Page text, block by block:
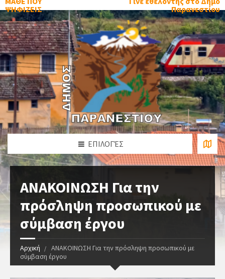
ΨΗΦΙΖΕΙΣ
Παρανεστίου
ΕΠΙΛΟΓΈΣ
ΑΝΑΚΟΙΝΩΣΗ Για την
πρόσληψη προσωπικού με
σύμβαση έργου
Αρχική
ΑΝΑΚΟΙΝΩΣΗ Για την πρόσληψη προσωπικού με
σύμβαση έργου